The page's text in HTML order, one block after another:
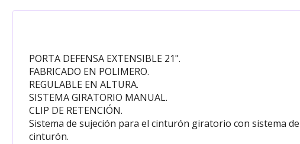
PORTA DEFENSA EXTENSIBLE 21".
FABRICADO EN POLIMERO.
REGULABLE EN ALTURA.
SISTEMA GIRATORIO MANUAL.
CLIP DE RETENCIÓN.
Sistema de sujeción para el cinturón giratorio con sistema
cinturón.